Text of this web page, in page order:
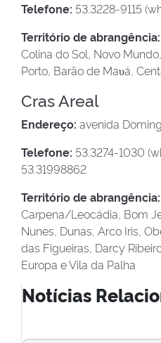
Telefone: 53.3228-9115
Território de abrangência:
Colina do Sol, Novo
Porto, Barão de Maυá,
Cras Areal
Endereço: avenida
Telefone: 53.3274-1030
53.31998862
Território de abrangência:
Carpena/Leocádia, Bom
Nunes, Dunas, Arco Iris,
das Figueiras, Darcy
Europa e Vila da Palha
Notícias